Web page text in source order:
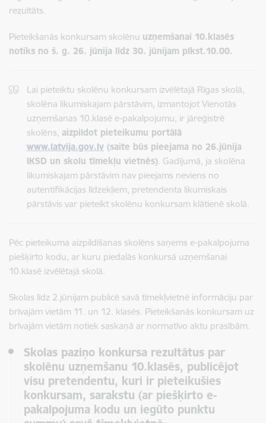
rezultāts.
Pieteikšanās konkursam skolēnu uzņemšanai 10.klasēs
notiks no š. g. 26. jūnija līdz 30. jūnijam plkst.10.00.
Lai pieteiktu skolēnu konkursam izvēlētajā Rīgas skolā,
skolēna likumiskajam pārstāvim, izmantojot Vienotās
uzņemšanas 10.klasē e-pakalpojumu, ir jāreģistrē
skolēns, aizpildot pieteikumu portālā
www.latvija.gov.lv (saite būs pieejama no 26.jūnija
IKSD un skolu tīmekļu vietnēs). Gadījumā, ja skolēna
likumiskajam pārstāvim nav pieejams neviens no
autentifikācijas līdzekļiem, pretendenta likumiskais
pārstāvis var pieteikt skolēnu konkursam klātienē skolā.
Pēc pieteikuma aizpildīšanas skolēns saņems e-pakalpojuma
piešķirto kodu, ar kuru piedalās konkursā uzņemšanai
10.klasē izvēlētajā skolā.
Skolas līdz 2.jūnijam publicē savā tīmekļvietnē informāciju par
brīvajām vietām 11. un 12. klasēs. Pieteikšanās konkursam uz
brīvajām vietām notiek saskaņā ar normatīvo aktu prasībām.
Skolas paziņo konkursa rezultātus par
skolēnu uzņemšanu 10.klasēs, publicējot
visu pretendentu, kuri ir pieteikušies
konkursam, sarakstu (ar piešķirto e-
pakalpojuma kodu un iegūto punktu